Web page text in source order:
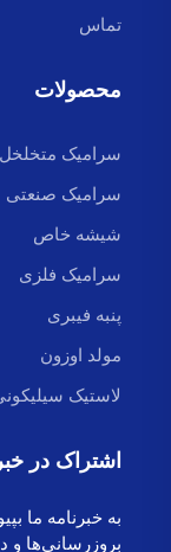
تماس
محصولات
سرامیک متخلخل
سرامیک صنعتی
شیشه خاص
سرامیک فلزی
پنبه فیبری
مولد اوزون
لاستیک
اشتراک در
به خبرنامه ما
بروزرسانی‌ها و